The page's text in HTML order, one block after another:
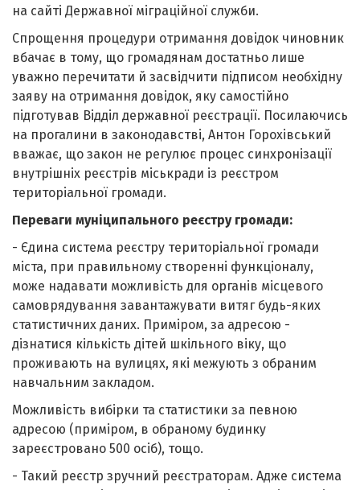
на сайті Державної міграційної служби.
Спрощення процедури отримання довідок чиновник
вбачає в тому, що громадянам достатньо лише
уважно перечитати й засвідчити підписом необхідну
заяву на отримання довідок, яку самостійно
підготував Відділ державної реєстрації. Посилаючись
на прогалини в законодавстві, Антон Горохівський
вважає, що закон не регулює процес синхронізації
внутрішніх реєстрів міськради із реєстром
територіальної громади.
Переваги муніципального реєстру громади:
- Єдина система реєстру територіальної громади
міста, при правильному створенні функціоналу,
може надавати можливість для органів місцевого
самоврядування завантажувати витяг будь-яких
статистичних даних. Приміром, за адресою -
дізнатися кількість дітей шкільного віку, що
проживають на вулицях, які межують з обраним
навчальним закладом.
Можливість вибірки та статистики за певною
адресою (приміром, в обраному будинку
зареєстровано 500 осіб), тощо.
- Такий реєстр зручний реєстраторам. Адже система